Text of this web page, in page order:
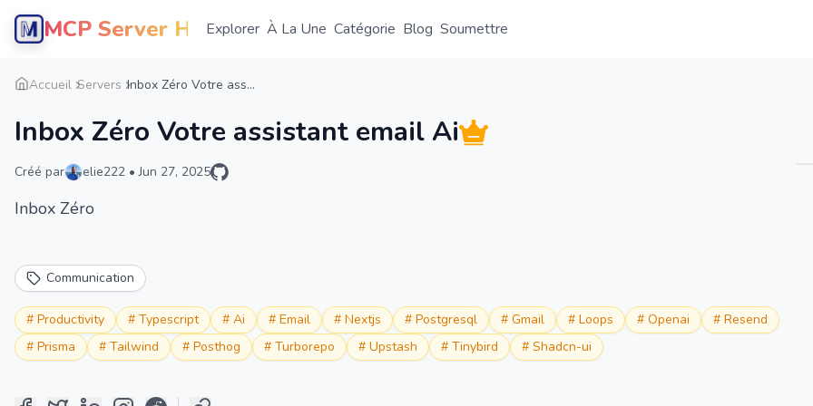
MCP Server HubExplorer À La Une Catégorie Blog Soumettre
Accueil Servers Inbox Zéro Votre ass...
Inbox Zéro Votre assistant email Ai
Créé par elie222 • Jun 27, 2025
Inbox Zéro
Communication
# Productivity # Typescript # Ai # Email # Nextjs # Postgresql # Gmail # Loops # Openai # Resend
# Prisma # Tailwind # Posthog # Turborepo # Upstash # Tinybird # Shadcn-ui